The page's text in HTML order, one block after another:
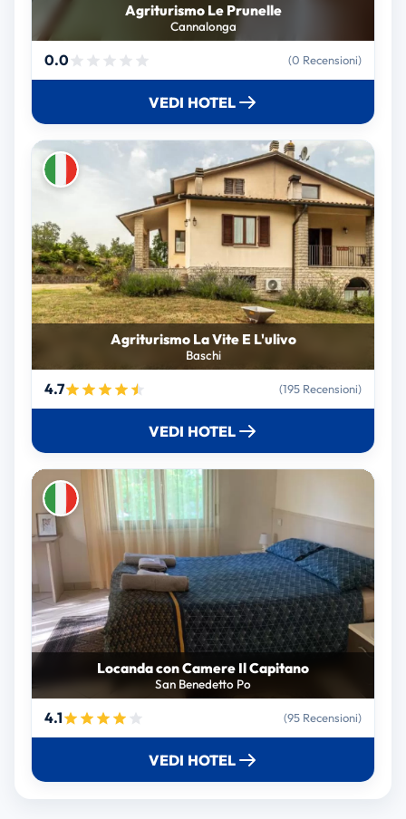
Agriturismo Le Prunelle
Cannalonga
0.0 (0 Recensioni)
VEDI HOTEL
Agriturismo La Vite E L'ulivo
Baschi
4.7 (195 Recensioni)
VEDI HOTEL
Locanda con Camere Il Capitano
San Benedetto Po
4.1 (95 Recensioni)
VEDI HOTEL